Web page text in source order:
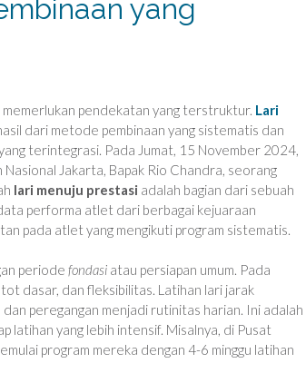
yang
pendekatan yang terstruktur. Lari
dari metode pembinaan yang sistematis dan
terintegrasi. Pada Jumat, 15 November 2024,
Jakarta, Bapak Rio Chandra, seorang
lari menuju prestasi adalah bagian dari sebuah
performa atlet dari berbagai kejuaraan
pada atlet yang mengikuti program sistematis.
periode fondasi atau persiapan umum. Pada
dasar, dan fleksibilitas. Latihan lari jarak
peregangan menjadi rutinitas harian. Ini adalah
latihan yang lebih intensif. Misalnya, di Pusat
program mereka dengan 4-6 minggu latihan